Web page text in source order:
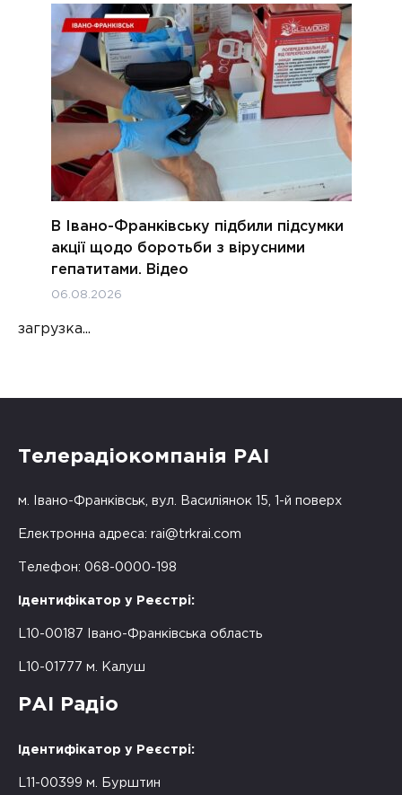
В Івано-Франківську підбили підсумки
акції щодо боротьби з вірусними
гепатитами. Відео
06.08.2026
загрузка...
Телерадіокомпанія РАІ
м. Івано-Франківськ, вул. Василіянок 15, 1-й поверх
Електронна адреса: rai@trkrai.com
Телефон: 068-0000-198
Ідентифікатор у Реєстрі:
L10-00187 Івано-Франківська область
L10-01777 м. Калуш
РАІ Радіо
Ідентифікатор у Реєстрі:
L11-00399 м. Бурштин